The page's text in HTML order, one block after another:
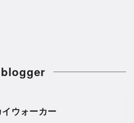
blogger
イウォーカー